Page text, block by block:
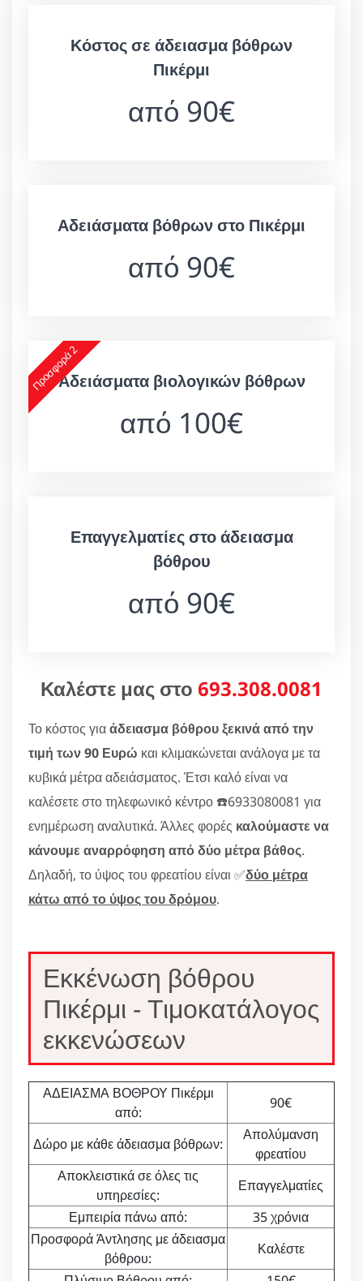
Κόστος σε άδειασμα βόθρων
Πικέρμι
από 90€
Αδειάσματα βόθρων στο Πικέρμι
από 90€
Προσφορά 2Αδειάσματα βιολογικών βόθρων
από 100€
Επαγγελματίες στο άδειασμα
βόθρου
από 90€
Καλέστε μας στο 693.308.0081
Το κόστος γιαάδειασμα βόθρου ξεκινά από την
τιμή των 90 Ευρώ και κλιμακώνεται ανάλογα με τα
κυβικά μέτρα αδειάσματος. Έτσι καλό είναι να
καλέσετε στο τηλεφωνικό κέντρο ☎️6933080081 για
ενημέρωση αναλυτικά. Άλλες φορές καλούμαστε να
κάνουμε αναρρόφηση από δύο μέτρα βάθος.
Δηλαδή, το ύψος του φρεατίου είναι ✅δύο μέτρα
κάτω από το ύψος του δρόμου.
Εκκένωση βόθρου
Πικέρμι - Τιμοκατάλογος
εκκενώσεων
ΑΔΕΙΑΣΜΑ ΒΟΘΡΟΥ Πικέρμι
από:
90€
Δώρο με κάθε άδειασμα βόθρων:
Απολύμανση
φρεατίου
Αποκλειστικά σε όλες τις
υπηρεσίες:
Επαγγελματίες
Εμπειρία πάνω από:
35 χρόνια
Προσφορά Άντλησης με άδειασμα
βόθρου:
Καλέστε